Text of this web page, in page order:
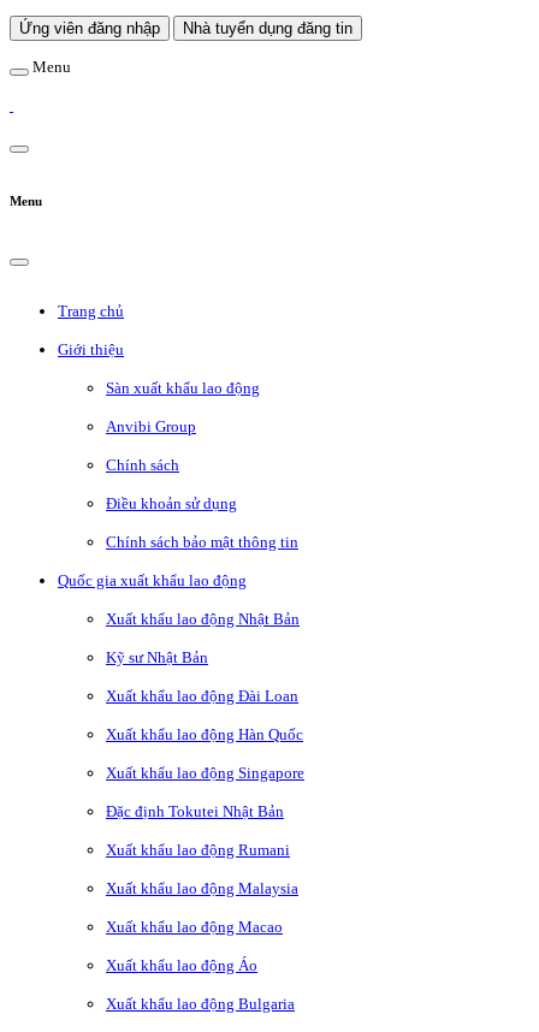
Ứng viên đăng nhập Nhà tuyển dụng đăng tin
Menu
Menu
Trang chủ
Giới thiệu
Sàn xuất khẩu lao động
Anvibi Group
Chính sách
Điều khoản sử dụng
Chính sách bảo mật thông tin
Quốc gia xuất khẩu lao động
Xuất khẩu lao động Nhật Bản
Kỹ sư Nhật Bản
Xuất khẩu lao động Đài Loan
Xuất khẩu lao động Hàn Quốc
Xuất khẩu lao động Singapore
Đặc định Tokutei Nhật Bản
Xuất khẩu lao động Rumani
Xuất khẩu lao động Malaysia
Xuất khẩu lao động Macao
Xuất khẩu lao động Áo
Xuất khẩu lao động Bulgaria